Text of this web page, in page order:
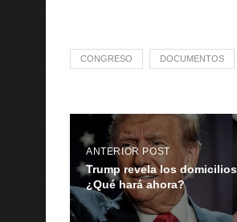
CONGRESO DOCUMENTOS
ANTERIOR POST
Trump revela los
¿Qué hará ahora?